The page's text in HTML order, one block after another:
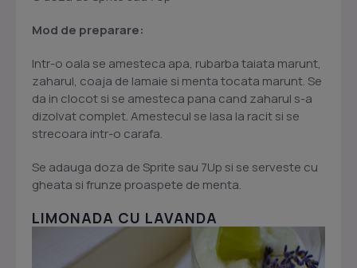
Mod de preparare:
Intr-o oala se amesteca apa, rubarba taiata marunt,
zaharul, coaja de lamaie si menta tocata marunt. Se
da in clocot si se amesteca pana cand zaharul s-a
dizolvat complet. Amestecul se lasa la racit si se
strecoara intr-o carafa.
Se adauga doza de Sprite sau 7Up si se serveste cu
gheata si frunze proaspete de menta.
LIMONADA CU LAVANDA